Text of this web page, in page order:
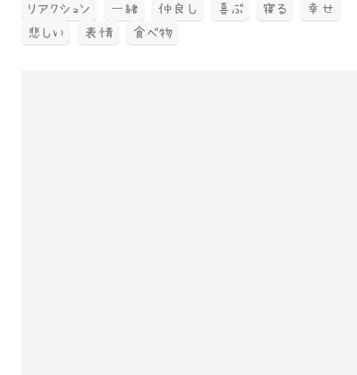
リアクション
一緒 仲良し 喜ぶ 寝る
幸せ
悲しい
表情 食べ物